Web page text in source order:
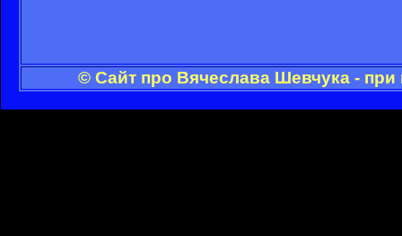
© Сайт про Вячеслава Шевчука -